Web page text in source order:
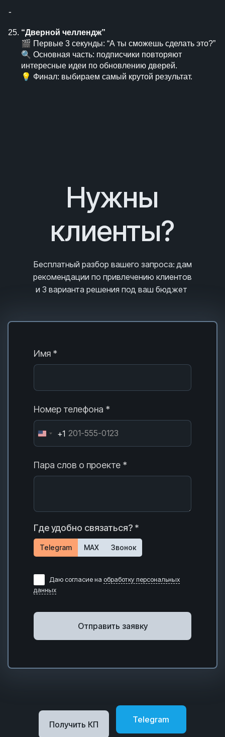
⁃
“Дверной челлендж”
🎬 Первые 3 секунды: “А ты сможешь сделать это?”
🔍 Основная часть: подписчики повторяют
интересные идеи по обновлению дверей.
💡 Финал: выбираем самый крутой результат.
Нужны
клиенты?
Бесплатный разбор вашего запроса: дам
рекомендации по привлечению клиентов
и 3 варианта решения под ваш бюджет
Имя *
Номер телефона *
+1
Пара слов о проекте *
Где удобно связаться? *
Telegram MAX Звонок
Даю согласие на обработку персональных
данных
Отправить заявку
Telegram
Получить КП